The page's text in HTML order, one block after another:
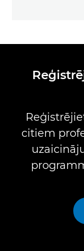
citiem